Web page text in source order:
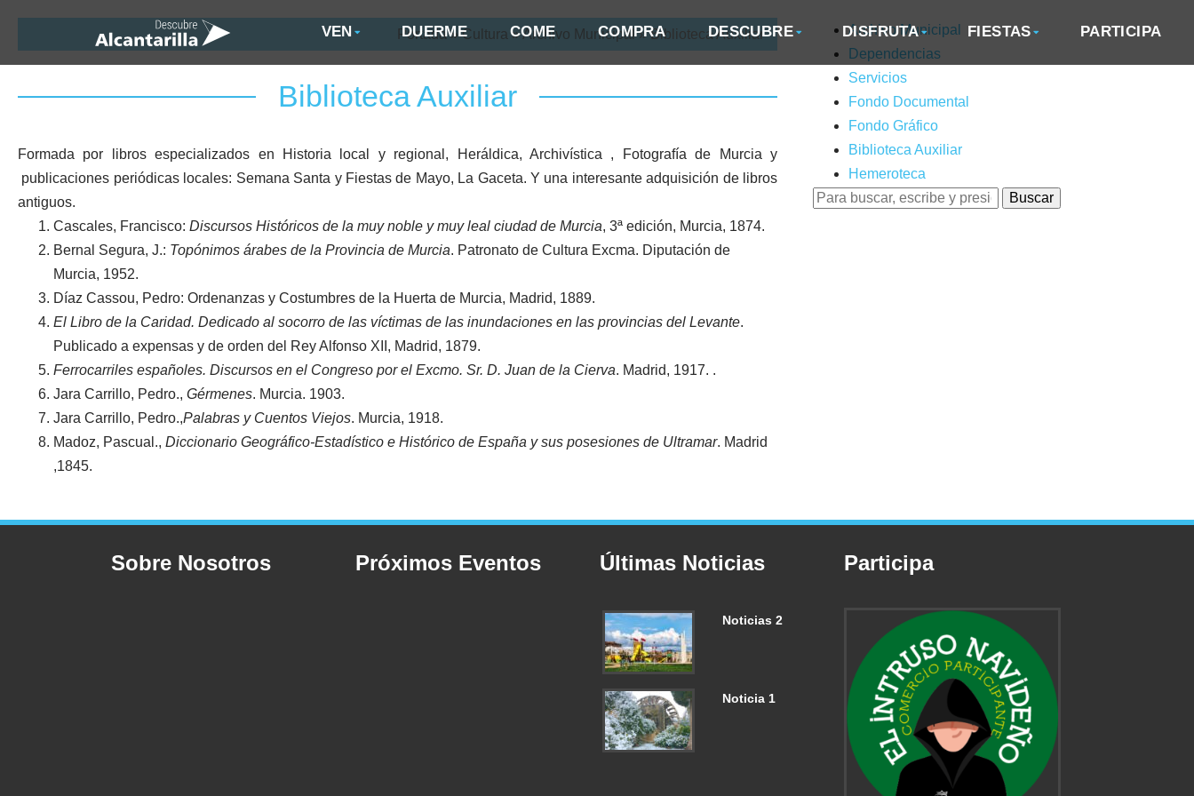
VEN DUERME COME COMPRA DESCUBRE DISFRUTA FIESTAS PARTICIPA
Portada»Cultura »Archivo Municipal»Biblioteca Auxiliar
Biblioteca Auxiliar
Formada por libros especializados en Historia local y regional, Heráldica, Archivística , Fotografía de Murcia y
publicaciones periódicas locales: Semana Santa y Fiestas de Mayo, La Gaceta. Y una interesante adquisición de libros
antiguos.
Cascales, Francisco: Discursos Históricos de la muy noble y muy leal ciudad de Murcia, 3ª edición, Murcia, 1874.
Bernal Segura, J.: Topónimos árabes de la Provincia de Murcia. Patronato de Cultura Excma. Diputación de
Murcia, 1952.
Díaz Cassou, Pedro: Ordenanzas y Costumbres de la Huerta de Murcia, Madrid, 1889.
El Libro de la Caridad. Dedicado al socorro de las víctimas de las inundaciones en las provincias del Levante.
Publicado a expensas y de orden del Rey Alfonso XII, Madrid, 1879.
Ferrocarriles españoles. Discursos en el Congreso por el Excmo. Sr. D. Juan de la Cierva. Madrid, 1917. .
Jara Carrillo, Pedro., Gérmenes. Murcia. 1903.
Jara Carrillo, Pedro.,Palabras y Cuentos Viejos. Murcia, 1918.
Madoz, Pascual., Diccionario Geográfico-Estadístico e Histórico de España y sus posesiones de Ultramar. Madrid
,1845.
Archivo Municipal
Dependencias
Servicios
Fondo Documental
Fondo Gráfico
Biblioteca Auxiliar
Hemeroteca
Buscar
Sobre Nosotros Próximos Eventos Últimas Noticias
Noticias 2
Noticia 1
Participa